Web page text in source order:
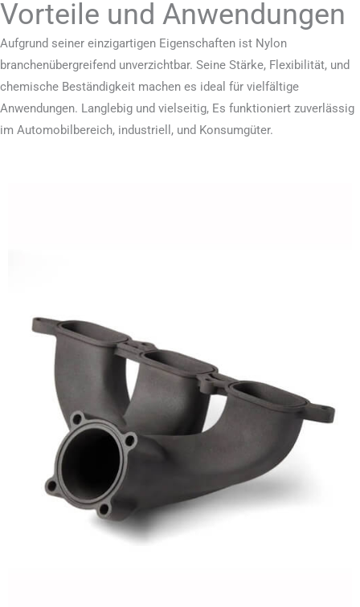
Vorteile und Anwendungen
Aufgrund seiner einzigartigen Eigenschaften ist Nylon
branchenübergreifend unverzichtbar. Seine Stärke, Flexibilität, und
chemische Beständigkeit machen es ideal für vielfältige
Anwendungen. Langlebig und vielseitig, Es funktioniert zuverlässig
im Automobilbereich, industriell, und Konsumgüter.